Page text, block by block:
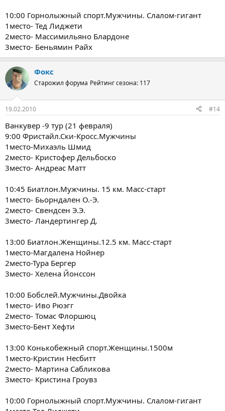
10:00 Горнолыжный спорт.Мужчины. Слалом-гигант
1место- Тед Лиджети
2место- Массимильяно Блардоне
3место- Беньямин Райх
Фокс
Старожил форума Рейтинг сезона: 117
19.02.2010 #14
Ванкувер -9 тур (21 февраля)
9:00 Фристайл.Ски-Кросс.Мужчины
1место-Михаэль Шмид
2место- Кристофер Дельбоско
3место- Андреас Матт
10:45 Биатлон.Мужчины. 15 км. Масс-старт
1место- Бьорндален О.-Э.
2место- Свендсен Э.Э.
3место- Ландертингер Д.
13:00 Биатлон.Женщины.12.5 км. Масс-старт
1место-Магдалена Нойнер
2место-Тура Бергер
3место- Хелена Йонссон
10:00 Бобслей.Мужчины.Двойка
1место- Иво Рюэгг
2место- Томас Флоршюц
3место-Бент Хефти
13:00 Конькобежный спорт.Женщины.1500м
1место-Кристин Несбитт
2место- Мартина Сабликова
3место- Кристина Гроувз
10:00 Горнолыжный спорт.Мужчины. Слалом-гигант